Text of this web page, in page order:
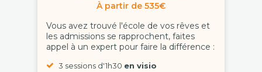
À partir de 535€
Vous avez trouvé l'école de vos rêves et
les admissions se rapprochent, faites
appel à un expert pour faire la différence :
3 sessions d'1h30 en visio